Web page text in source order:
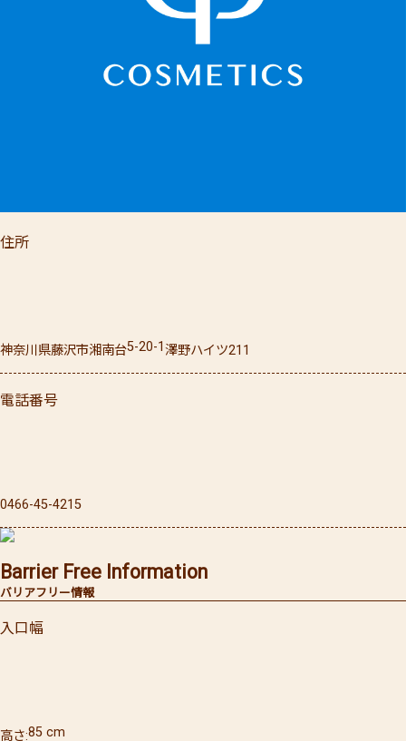
住所
神奈川県藤沢市湘南台5-20-1澤野ハイツ211
電話番号
0466-45-4215
バリアフリー情報
Barrier Free Information
入口幅
高さ 85 cm